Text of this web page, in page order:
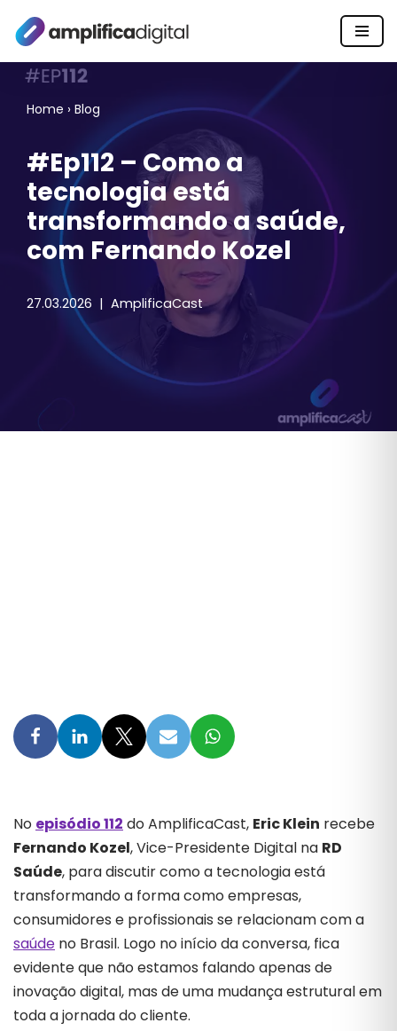
Pular
para
Home › Blog
#Ep112 – Como a
tecnologia está
transformando a saúde,
com Fernando Kozel
27.03.2026 AmplificaCast
No episódio 112 do AmplificaCast, Eric Klein recebe
Fernando Kozel, Vice-Presidente Digital na RD
Saúde, para discutir como a tecnologia está
transformando a forma como empresas,
consumidores e profissionais se relacionam com a
saúde no Brasil. Logo no início da conversa, fica
evidente que não estamos falando apenas de
inovação digital, mas de uma mudança estrutural em
toda a jornada do cliente.